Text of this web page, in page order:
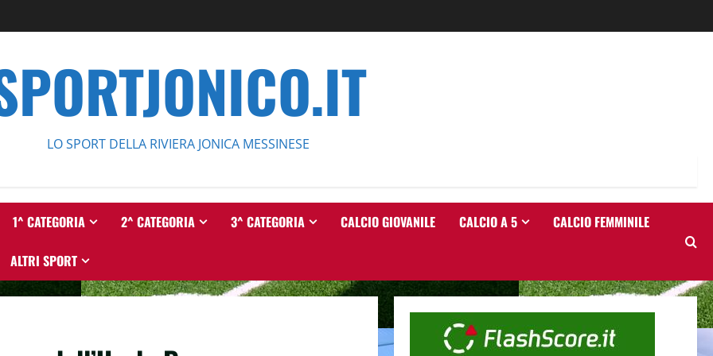
LO SPORT DELLA RIVIERA JONICA MESSINESE
1^ CATEGORIA 2^ CATEGORIA 3^ CATEGORIA CALCIO GIOVANILE CALCIO A 5 CALCIO FEMMINILE
ALTRI SPORT